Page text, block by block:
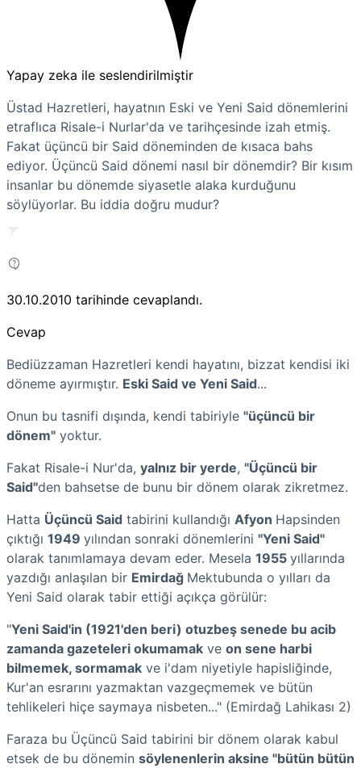
Yapay zeka ile seslendirilmiştir
Üstad Hazretleri, hayatnın Eski ve Yeni Said dönemlerini
etraflıca Risale-i Nurlar'da ve tarihçesinde izah etmiş.
Fakat üçüncü bir Said döneminden de kısaca bahs
ediyor. Üçüncü Said dönemi nasıl bir dönemdir? Bir kısım
insanlar bu dönemde siyasetle alaka kurduğunu
söylüyorlar. Bu iddia doğru mudur?
30.10.2010 tarihinde cevaplandı.
Cevap
Bediüzzaman Hazretleri kendi hayatını, bizzat kendisi iki
döneme ayırmıştır. Eski Said ve Yeni Said...
Onun bu tasnifi dışında, kendi tabiriyle "üçüncü bir
dönem" yoktur.
Fakat Risale-i Nur'da, yalnız bir yerde, "Üçüncü bir
Said"den bahsetse de bunu bir dönem olarak zikretmez.
Hatta Üçüncü Said tabirini kullandığı Afyon Hapsinden
çıktığı 1949 yılından sonraki dönemlerini "Yeni Said"
olarak tanımlamaya devam eder. Mesela 1955 yıllarında
yazdığı anlaşılan bir Emirdağ Mektubunda o yılları da
Yeni Said olarak tabir ettiği açıkça görülür:
"Yeni Said'in (1921'den beri) otuzbeş senede bu acib
zamanda gazeteleri okumamak ve on sene harbi
bilmemek, sormamak ve i'dam niyetiyle hapisliğinde,
Kur'an esrarını yazmaktan vazgeçmemek ve bütün
tehlikeleri hiçe saymaya nisbeten..." (Emirdağ Lahikası 2)
Faraza bu Üçüncü Said tabirini bir dönem olarak kabul
etsek de bu dönemin söylenenlerin aksine "bütün bütün